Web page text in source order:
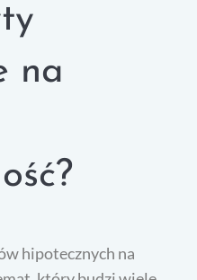
na
hipotecznych na